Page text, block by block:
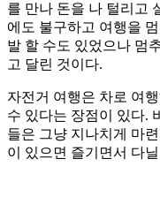
를 만나 돈을 나 털리고
에도 불구하고 여행을
발 할 수도 있었으나 멈
고 달린 것이다.
자전거 여행은 차로 여
수 있다는 장점이 있다.
들은 그냥 지나치게 마
이 있으면 즐기면서 다